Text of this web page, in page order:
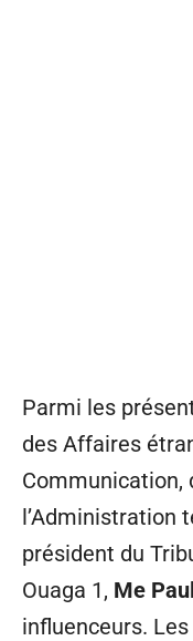
Parmi les
des Affaires
Communication,
l’Administration
président du
Ouaga 1, Me
influenceurs.